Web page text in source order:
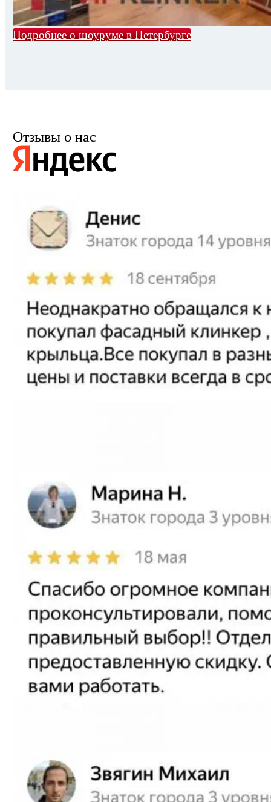
Подробнее о шоуруме в Петербурге
Отзывы о нас